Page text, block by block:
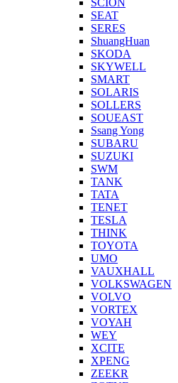
SCION
SEAT
SERES
ShuangHuan
SKODA
SKYWELL
SMART
SOLARIS
SOLLERS
SOUEAST
Ssang Yong
SUBARU
SUZUKI
SWM
TANK
TATA
TENET
TESLA
THINK
TOYOTA
UMO
VAUXHALL
VOLKSWAGEN
VOLVO
VORTEX
VOYAH
WEY
XCITE
XPENG
ZEEKR